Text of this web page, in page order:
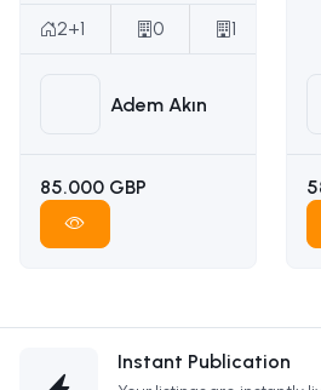
05338314949
2+1 0 1
Adem Akın
85.000 GBP
Instant Publication